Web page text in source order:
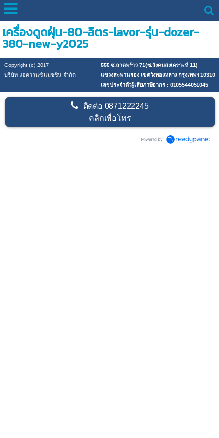
เครื่องดูดฝุ่น-80-ลิตร-lavor-รุ่น-dozer-
380-new-y2025
Copyright (c) 2017
555 ซ.ลาดพร้าว 71(ซ.สังคมสงเคราะห์ 11)
บริษัท แอดวานซ์ แมชชีน จำกัด
แขวงสะพานสอง เขตวังทองหลาง กรุงเทพฯ 10310
เลขประจำตัวผู้เสียภาษีอากร : 0105544051045
ติดต่อ0871222245
คลิกเพื่อโทร